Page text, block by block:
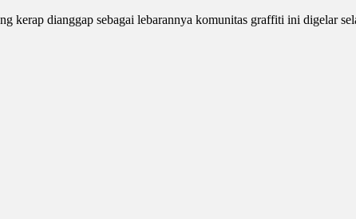
kerap dianggap sebagai lebarannya komunitas graffiti ini digelar